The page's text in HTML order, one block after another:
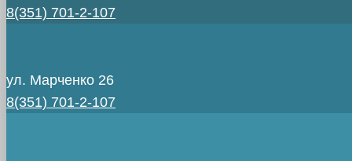
8(351) 701-2-107
ул. Марченко 26
8(351) 701-2-107